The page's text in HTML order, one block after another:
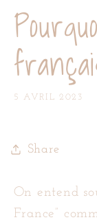
5 AVRIL 2023
Share
On entend
France”